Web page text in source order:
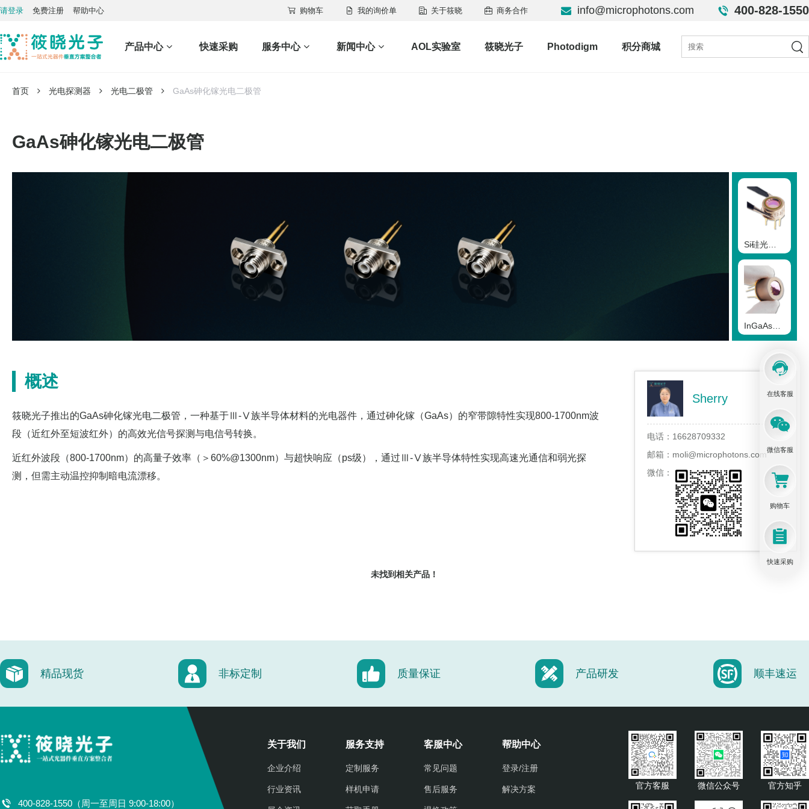
请登录 免费注册 帮助中心 购物车 我的询价单 关于筱晓 商务合作 info@microphotons.com 400-828-1550
产品中心 快速采购 服务中心 新闻中心 AOL实验室 筱晓光子 Photodigm 积分商城
在线客服
微信客服
购物车
快速采购
首页 光电探测器 光电二极管 GaAs砷化镓光电二极管
GaAs砷化镓光电二极管
InAs砷化铟光电二极管
光电二极管芯片
概述
筱晓光子推出的GaAs砷化镓光电二极管，一种基于Ⅲ-Ⅴ族半导体材料的光电器件，通过砷化镓（GaAs）的窄带隙特性实现800-1700nm波
段（近红外至短波红外）的高效光信号探测与电信号转换。
近红外波段（800-1700nm）的高量子效率（＞60%@1300nm）与超快响应（ps级），通过Ⅲ-Ⅴ族半导体特性实现高速光通信和弱光探
测，但需主动温控抑制暗电流漂移。
Sherry
电话： 16628709332
邮箱： moli@microphotons.com
微信：
未找到相关产品！
精品现货 非标定制 质量保证 产品研发 顺丰速运
400-828-1550（周一至周日 9:00-18:00）
关于我们
企业介绍
行业资讯
服务支持
定制服务
样机申请
客服中心
常见问题
售后服务
帮助中心
登录/注册
解决方案 官方客服 微信公众号 官方知乎